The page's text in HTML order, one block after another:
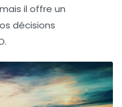
il offre un
décisions
.